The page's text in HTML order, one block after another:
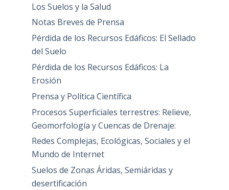
Los Suelos y la Salud
Notas Breves de Prensa
Pérdida de los Recursos Edáficos: El Sellado
del Suelo
Pérdida de los Recursos Edáficos: La
Erosión
Prensa y Política Científica
Procesos Superficiales terrestres: Relieve,
Geomorfología y Cuencas de Drenaje:
Redes Complejas, Ecológicas, Sociales y el
Mundo de Internet
Suelos de Zonas Áridas, Semiáridas y
desertificación